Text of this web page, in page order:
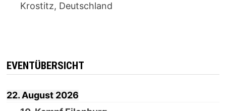
Krostitz, Deutschland
EVENTÜBERSICHT
22. August 2026